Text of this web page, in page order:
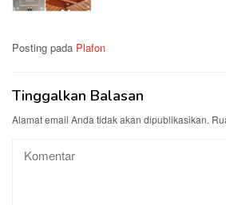
Posting pada Plafon
Tinggalkan Balasan
Alamat email Anda tidak akan dipublikasikan.